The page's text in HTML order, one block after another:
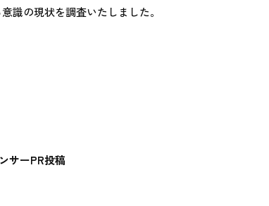
識の現状を調査いたしました。
サーPR投稿